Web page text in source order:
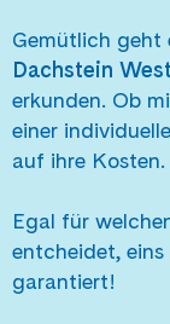
Gemütlich geht
Dachstein West
erkunden. Ob
einer
auf ihre Kosten.
Egal für
entcheidet, eins
garantiert!